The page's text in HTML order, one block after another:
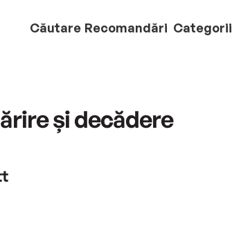
Căutare Recomandări Categorii
și decădere